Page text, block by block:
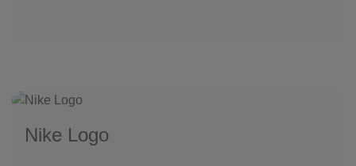
Nike Logo